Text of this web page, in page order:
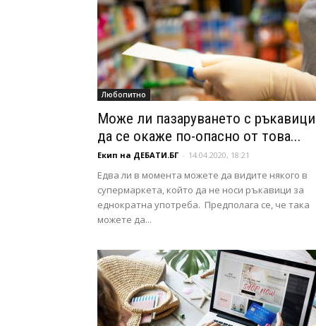
Любопитно
Може ли пазаруването с ръкавици
да се окаже по-опасно от това...
Екип на ДЕБАТИ.БГ - 14.04.2020, 18:21
Едва ли в момента можете да видите някого в
супермаркета, който да не носи ръкавици за
еднократна употреба. Предполага се, че така
можете да...